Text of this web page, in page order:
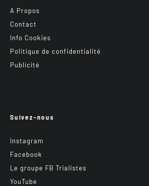
A Propos
Contact
Info Cookies
Politique de confidentialité
Publicité
Suivez-nous
Instagram
Facebook
Le groupe FB Trialistes
YouTube